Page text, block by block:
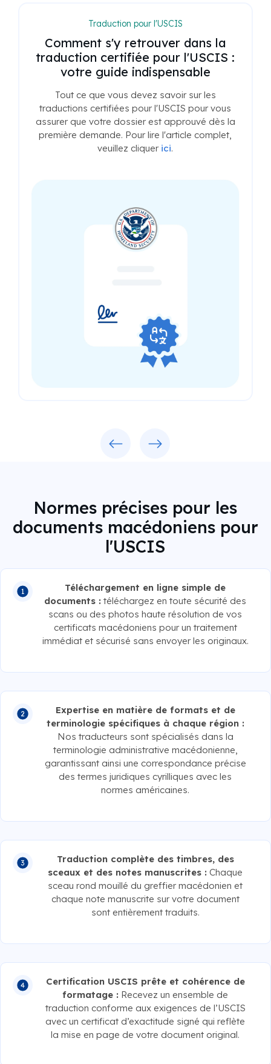
Traduction pour l'USCIS
Comment s'y retrouver dans la
traduction certifiée pour l'USCIS :
votre guide indispensable
Tout ce que vous devez savoir sur les
traductions certifiées pour l'USCIS pour vous
assurer que votre dossier est approuvé dès la
première demande. Pour lire l'article complet,
veuillez cliquer ici.
Normes précises pour les
documents macédoniens pour
l'USCIS
Téléchargement en ligne simple de
documents : téléchargez en toute sécurité des
scans ou des photos haute résolution de vos
certificats macédoniens pour un traitement
immédiat et sécurisé sans envoyer les originaux.
Expertise en matière de formats et de
terminologie spécifiques à chaque région :
Nos traducteurs sont spécialisés dans la
terminologie administrative macédonienne,
garantissant ainsi une correspondance précise
des termes juridiques cyrilliques avec les
normes américaines.
Traduction complète des timbres, des
sceaux et des notes manuscrites : Chaque
sceau rond mouillé du greffier macédonien et
chaque note manuscrite sur votre document
sont entièrement traduits.
Certification USCIS prête et cohérence de
formatage : Recevez un ensemble de
traduction conforme aux exigences de l’USCIS
avec un certificat d’exactitude signé qui reflète
la mise en page de votre document original.